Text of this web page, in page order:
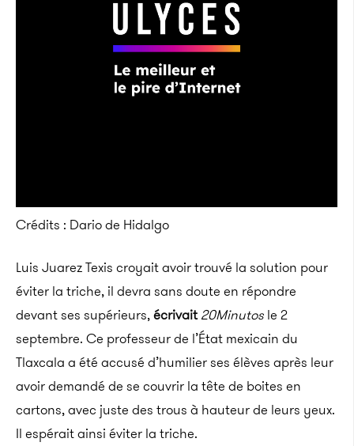
Crédits : Dario de Hidalgo
Luis Juarez Texis croyait avoir trouvé la solution pour
éviter la triche, il devra sans doute en répondre
devant ses supérieurs,écrivait 20Minutos le 2
septembre. Ce professeur de l’État mexicain du
Tlaxcala a été accusé d’humilier ses élèves après leur
avoir demandé de se couvrir la tête de boites en
cartons, avec juste des trous à hauteur de leurs yeux.
Il espérait ainsi éviter la triche.